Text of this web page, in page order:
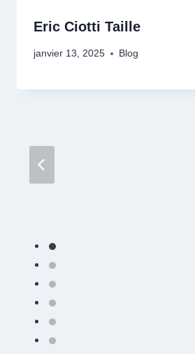
Eric Ciotti Taille
janvier 13, 2025 Blog